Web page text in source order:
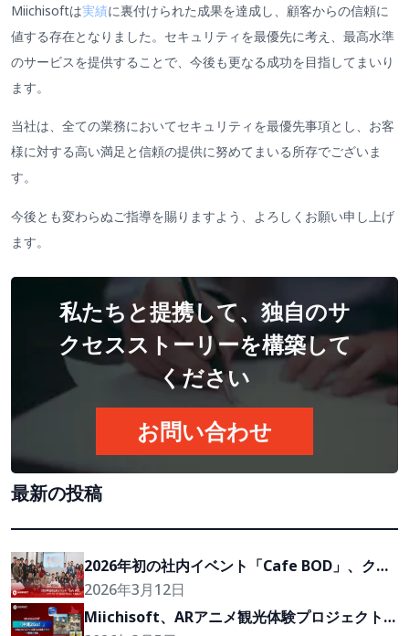
Miichisoftは実績に裏付けられた成果を達成し、顧客からの信頼に
値する存在となりました。セキュリティを最優先に考え、最高水準
のサービスを提供することで、今後も更なる成功を目指してまいり
ます。
当社は、全ての業務においてセキュリティを最優先事項とし、お客
様に対する高い満足と信頼の提供に努めてまいる所存でございま
す。
今後とも変わらぬご指導を賜りますよう、よろしくお願い申し上げ
ます。
私たちと提携して、独自のサ
クセスストーリーを構築して
ください
お問い合わせ
最新の投稿
2026年初の社内イベント「Cafe BOD」、クラ
イアントの『Growth Partner』を目指して
2026年3月12日
Miichisoft、ARアニメ観光体験プロジェクト